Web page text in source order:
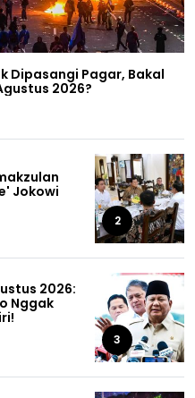
Dipasangi Pagar, Bakal
2026?
Jokowi
2
2026:
Nggak
3